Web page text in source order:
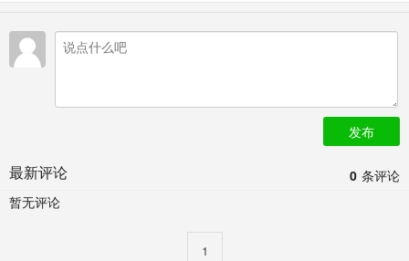
发布
0 条评论
最新评论
暂无评论
1